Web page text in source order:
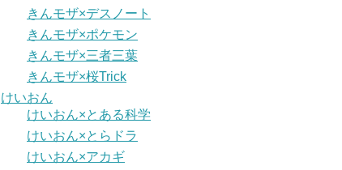
きんモザ×デスノート
きんモザ×ポケモン
きんモザ×三者三葉
きんモザ×桜Trick
けいおん
けいおん×とある科学
けいおん×とらドラ
けいおん×アカギ